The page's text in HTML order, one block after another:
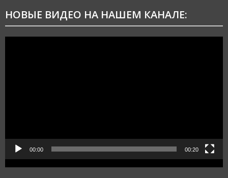
НОВЫЕ ВИДЕО НА НАШЕМ КАНАЛЕ:
00:00 00:20